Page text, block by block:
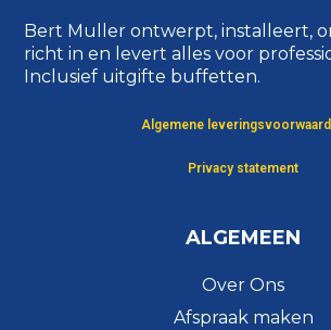
Bert Muller ontwerpt, installeert,
richt in en levert alles voor
Inclusief uitgifte buffetten.
Algemene
Privacy statement
ALGEMEEN
Over Ons
Afspraak maken